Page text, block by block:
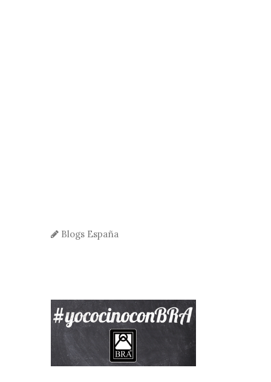
Blogs España